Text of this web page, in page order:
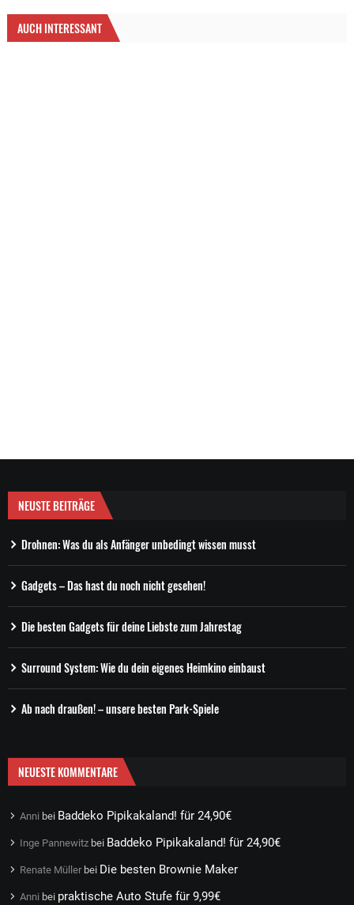
AUCH INTERESSANT
NEUSTE BEITRÄGE
Drohnen: Was du als Anfänger unbedingt wissen musst
Gadgets – Das hast du noch nicht gesehen!
Die besten Gadgets für deine Liebste zum Jahrestag
Surround System: Wie du dein eigenes Heimkino einbaust
Ab nach draußen! – unsere besten Park-Spiele
NEUESTE KOMMENTARE
Anni bei Baddeko Pipikakaland! für 24,90€
Inge Pannewitz bei Baddeko Pipikakaland! für 24,90€
Renate Müller bei Die besten Brownie Maker
Anni bei praktische Auto Stufe für 9,99€